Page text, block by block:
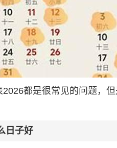
都是很常见的问题，
日子好